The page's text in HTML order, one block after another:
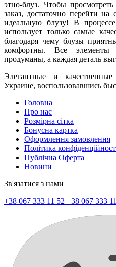
этно-блуз. Чтобы
заказ, достаточно перейти
идеальную блузу! В
использует только самые
благодаря чему блузы
комфортны. Все элементы
продуманы, а каждая деталь
Элегантные и качественные
Украине, воспользовавшись
Головна
Про нас
Розмірна сітка
Бонусна картка
Оформлення замовлення
Політика
Публічна Оферта
Новини
Зв'язатися з нами
+38 067 333 11 52 +38 067 333